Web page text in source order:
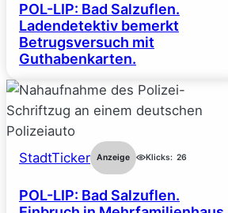
POL-LIP: Bad Salzuflen.
Ladendetektiv bemerkt
Betrugsversuch mit
Guthabenkarten.
StadtTicker Anzeige Klicks: 26
POL-LIP: Bad Salzuflen.